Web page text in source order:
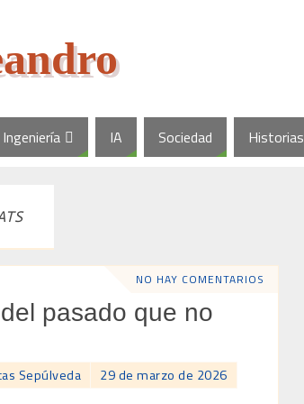
Ingeniería IA Sociedad Historias
NO HAY COMENTARIOS
pasado que no
Sepúlveda 29 de marzo de 2026